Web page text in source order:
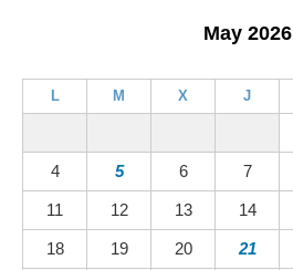
May 2026
L M X J
4 5 6 7
11 12 13 14
18 19 20 21